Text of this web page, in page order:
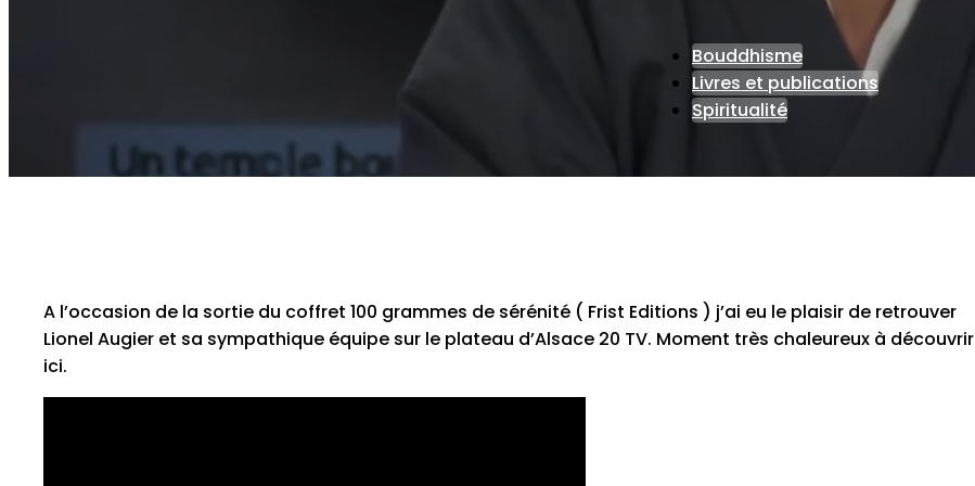
Bouddhisme
Livres et publications
Spiritualité
A l’occasion de la sortie du coffret 100 grammes de sérénité ( Frist Editions ) j’ai eu le plaisir de retrouver
Lionel Augier et sa sympathique équipe sur le plateau d’Alsace 20 TV. Moment très chaleureux à découvrir
ici.